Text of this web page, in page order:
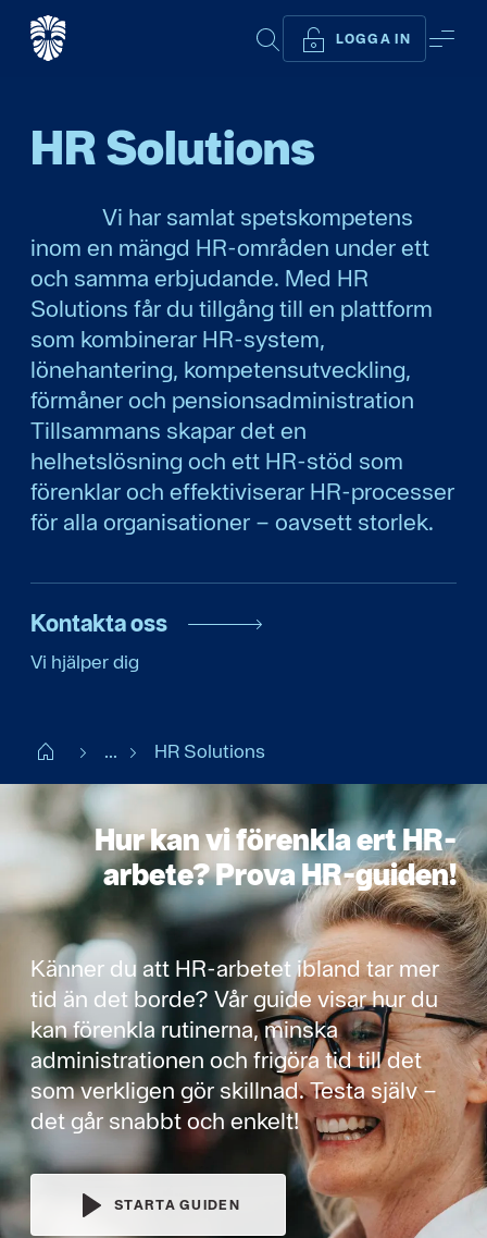
SÖK LOGGA IN
HR Solutions
Vi har samlat spetskompetens
inom en mängd HR-områden under ett
och samma erbjudande. Med HR
Solutions får du tillgång till en plattform
som kombinerar HR-system,
lönehantering, kompetensutveckling,
förmåner och pensionsadministration
Tillsammans skapar det en
helhetslösning och ett HR-stöd som
förenklar och effektiviserar HR-processer
för alla organisationer – oavsett storlek.
Kontakta oss
Vi hjälper dig
Start ... HR Solutions
Hur kan vi förenkla ert HR-
arbete? Prova HR-guiden!
Känner du att HR-arbetet ibland tar mer
tid än det borde? Vår guide visar hur du
kan förenkla rutinerna, minska
administrationen och frigöra tid till det
som verkligen gör skillnad. Testa själv –
det går snabbt och enkelt!
STARTA GUIDEN